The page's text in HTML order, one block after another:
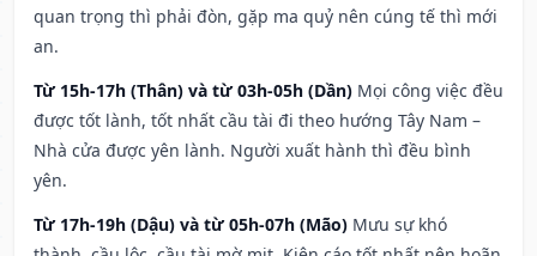
quan trọng thì phải đòn, gặp ma quỷ nên cúng tế thì mới
an.
Từ 15h-17h (Thân) và từ 03h-05h (Dần) Mọi công việc đều
được tốt lành, tốt nhất cầu tài đi theo hướng Tây Nam –
Nhà cửa được yên lành. Người xuất hành thì đều bình
yên.
Từ 17h-19h (Dậu) và từ 05h-07h (Mão) Mưu sự khó